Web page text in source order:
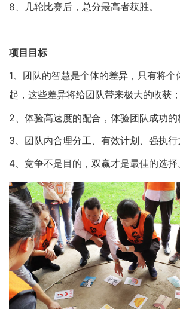
8、几轮比赛后，总分最高者获胜。
项目目标
1、团队的智慧是个体的差异，只有将个
起，这些差异将给团队带来极大的收获；
2、体验高速度的配合，体验团队成功的
3、团队内合理分工、有效计划、强执行
4、竞争不是目的，双赢才是最佳的选择